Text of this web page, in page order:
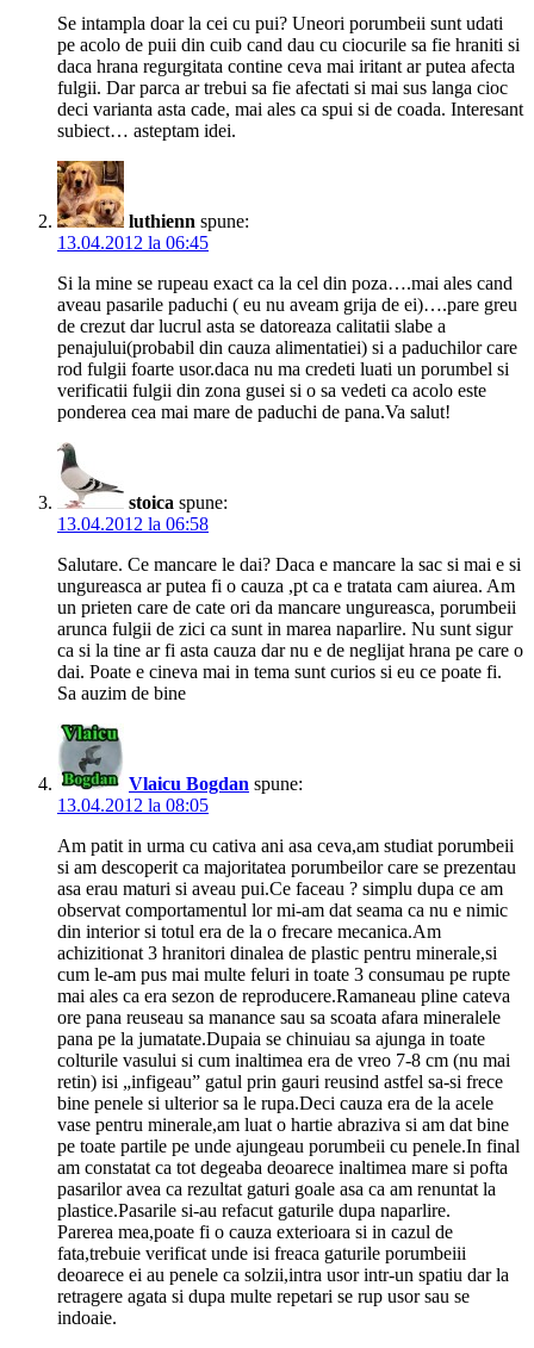
Se intampla doar la cei cu pui? Uneori porumbeii sunt udati
pe acolo de puii din cuib cand dau cu ciocurile sa fie hraniti si
daca hrana regurgitata contine ceva mai iritant ar putea afecta
fulgii. Dar parca ar trebui sa fie afectati si mai sus langa cioc
deci varianta asta cade, mai ales ca spui si de coada. Interesant
subiect… asteptam idei.
luthienn spune:
13.04.2012 la 06:45
Si la mine se rupeau exact ca la cel din poza….mai ales cand
aveau pasarile paduchi ( eu nu aveam grija de ei)….pare greu
de crezut dar lucrul asta se datoreaza calitatii slabe a
penajului(probabil din cauza alimentatiei) si a paduchilor care
rod fulgii foarte usor.daca nu ma credeti luati un porumbel si
verificatii fulgii din zona gusei si o sa vedeti ca acolo este
ponderea cea mai mare de paduchi de pana.Va salut!
stoica spune:
13.04.2012 la 06:58
Salutare. Ce mancare le dai? Daca e mancare la sac si mai e si
ungureasca ar putea fi o cauza ,pt ca e tratata cam aiurea. Am
un prieten care de cate ori da mancare ungureasca, porumbeii
arunca fulgii de zici ca sunt in marea naparlire. Nu sunt sigur
ca si la tine ar fi asta cauza dar nu e de neglijat hrana pe care o
dai. Poate e cineva mai in tema sunt curios si eu ce poate fi.
Sa auzim de bine
Vlaicu Bogdan spune:
13.04.2012 la 08:05
Am patit in urma cu cativa ani asa ceva,am studiat porumbeii
si am descoperit ca majoritatea porumbeilor care se prezentau
asa erau maturi si aveau pui.Ce faceau ? simplu dupa ce am
observat comportamentul lor mi-am dat seama ca nu e nimic
din interior si totul era de la o frecare mecanica.Am
achizitionat 3 hranitori dinalea de plastic pentru minerale,si
cum le-am pus mai multe feluri in toate 3 consumau pe rupte
mai ales ca era sezon de reproducere.Ramaneau pline cateva
ore pana reuseau sa manance sau sa scoata afara mineralele
pana pe la jumatate.Dupaia se chinuiau sa ajunga in toate
colturile vasului si cum inaltimea era de vreo 7-8 cm (nu mai
retin) isi „infigeau” gatul prin gauri reusind astfel sa-si frece
bine penele si ulterior sa le rupa.Deci cauza era de la acele
vase pentru minerale,am luat o hartie abraziva si am dat bine
pe toate partile pe unde ajungeau porumbeii cu penele.In final
am constatat ca tot degeaba deoarece inaltimea mare si pofta
pasarilor avea ca rezultat gaturi goale asa ca am renuntat la
plastice.Pasarile si-au refacut gaturile dupa naparlire.
Parerea mea,poate fi o cauza exterioara si in cazul de
fata,trebuie verificat unde isi freaca gaturile porumbeiii
deoarece ei au penele ca solzii,intra usor intr-un spatiu dar la
retragere agata si dupa multe repetari se rup usor sau se
indoaie.